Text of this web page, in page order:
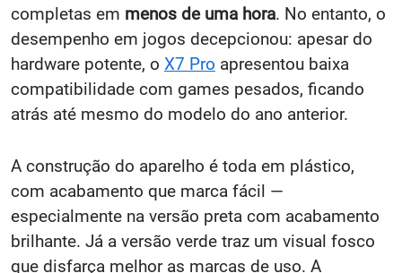
completas em menos de uma hora. No entanto, o
desempenho em jogos decepcionou: apesar do
hardware potente, o X7 Pro apresentou baixa
compatibilidade com games pesados, ficando
atrás até mesmo do modelo do ano anterior.
A construção do aparelho é toda em plástico,
com acabamento que marca fácil —
especialmente na versão preta com acabamento
brilhante. Já a versão verde traz um visual fosco
que disfarça melhor as marcas de uso. A